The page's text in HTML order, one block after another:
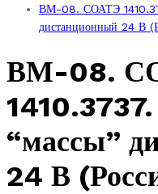
ВМ-08. СОАТЭ
дистанционный 24 В
ВМ-08.
“массы”
24 В